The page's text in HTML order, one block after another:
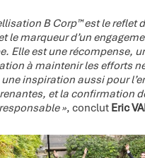
B Corp™ est le reflet
le marqueur d’un
Elle est une récompense,
à maintenir les efforts
inspiration aussi pour
et la confirmation
», conclut Eric